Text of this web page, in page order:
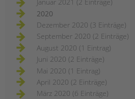
Januar 2021 (2 Einträge)
2020
Dezember 2020 (3 Einträge)
September 2020 (2 Einträge)
August 2020 (1 Eintrag)
Juni 2020 (2 Einträge)
Mai 2020 (1 Eintrag)
April 2020 (2 Einträge)
März 2020 (6 Einträge)